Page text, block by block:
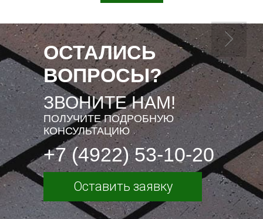
ОСТАЛИСЬ
ВОПРОСЫ?
ЗВОНИТЕ НАМ!
ПОЛУЧИТЕ ПОДРОБНУЮ
КОНСУЛЬТАЦИЮ
+7 (4922) 53-10-20
Оставить заявку